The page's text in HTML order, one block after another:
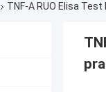
TNF-Α RUO Elisa